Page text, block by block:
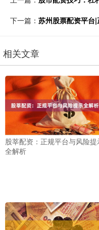
下一篇： 苏州股票配资平台
相关文章
股莘配资：正规平台与风险提
全解析